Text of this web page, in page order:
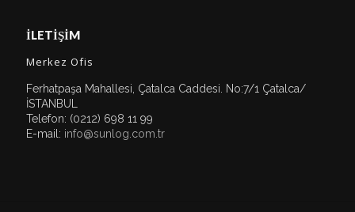
İLETİŞİM
Merkez Ofis
Ferhatpaşa Mahallesi, Çatalca Caddesi. No:7/1 Çatalca/
İSTANBUL
Telefon: (0212) 698 11 99
E-mail: info@sunlog.com.tr